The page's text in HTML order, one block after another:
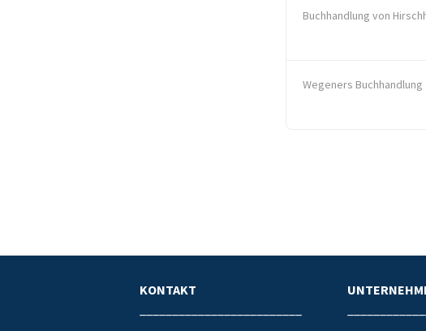
Buchhandlung von
Wegeners Buchhandlung
KONTAKT